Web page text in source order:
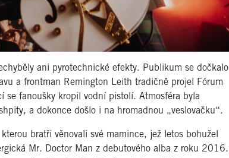
ani pyrotechnické efekty. Publikum se dočkalo
a frontman Remington Leith tradičně projel Fórum
se fanoušky kropil vodní pistolí. Atmosféra byla
a dokonce došlo i na hromadnou „veslovačku“.
bratři věnovali své mamince, jež letos bohužel
Mr. Doctor Man z debutového alba z roku 2016.